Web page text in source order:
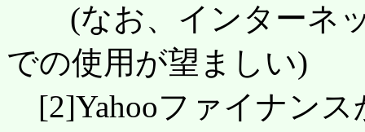
(なお、インターネッ
での使用が望ましい)
[2]Yahooファイナンス